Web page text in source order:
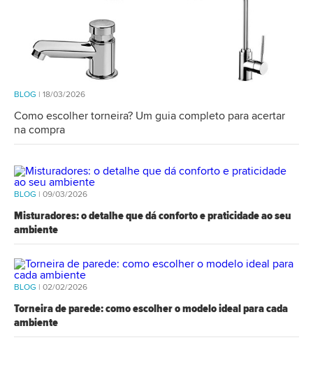
BLOG | 18/03/2026
Como escolher torneira? Um guia completo para acertar
na compra
BLOG | 09/03/2026
Misturadores: o detalhe que dá conforto e praticidade ao seu
ambiente
BLOG | 02/02/2026
Torneira de parede: como escolher o modelo ideal para cada
ambiente